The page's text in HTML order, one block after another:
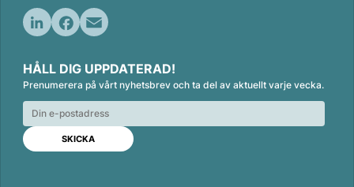
n
k
e
d
n
c
e
b
o
o
k
a
i
l
HÅLL DIG UPPDATERAD!
Prenumerera på vårt nyhetsbrev och ta del av aktuellt varje vecka.